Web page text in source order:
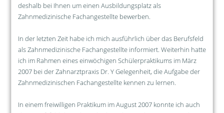
deshalb bei Ihnen um einen Ausbildungsplatz als
Zahnmedizinische Fachangestellte bewerben.
In der letzten Zeit habe ich mich ausführlich über das Berufsfeld
als Zahnmedizinische Fachangestellte informiert. Weiterhin hatte
ich im Rahmen eines einwöchigen Schülerpraktikums im März
2007 bei der Zahnarztpraxis Dr. Y Gelegenheit, die Aufgabe der
Zahnmedizinischen Fachangestellte kennen zu lernen.
In einem freiwilligen Praktikum im August 2007 konnte ich auch